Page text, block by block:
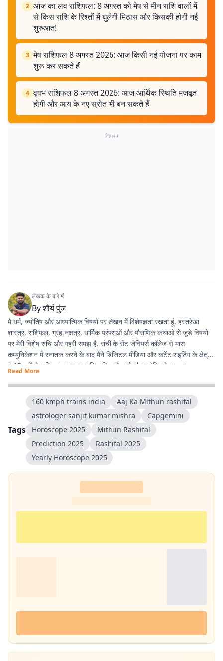
2 आज का लव राशिफल: 8 अगस्त को मेष से मीन राशि वालों में
से किस राशि के रिश्तों में घुलेगी मिठास और किसकी होगी नई
शुरुआत!
3 मेष राशिफल 8 अगस्त 2026: आज किसी नई योजना पर काम
शुरू कर सकते हैं
4 वृषभ राशिफल 8 अगस्त 2026: आज आर्थिक स्थिति मजबूत
होगी और आय के नए स्रोत भी बन सकते हैं
विज्ञापन
लेखक के बारे में
Byशौर्य पुंज
मैं धर्म, ज्योतिष और आध्यात्मिक विषयों पर लेखन में विशेषज्ञता रखता हूं. हस्तरेखा
शास्त्र, राशिफल, ग्रह-नक्षत्र, धार्मिक परंपराओं और पौराणिक कथाओं से जुड़े विषयों
पर मेरी विशेष रुचि और गहरी समझ है. रांची के सेंट जेवियर्स कॉलेज से मास
कम्युनिकेशन में स्नातक करने के बाद मैंने डिजिटल मीडिया और कंटेंट राइटिंग के क्षेत्र
में 15 वर्षों से अधिक का अनुभव हासिल किया है. धर्म और ज्योतिष के अलावा
एंटरटेनमेंट, लाइफस्टाइल और शिक्षा जैसे विषयों पर भी लगातार लेखन करता रहा हूं.
मेरी कोशिश रहती है कि जटिल विषयों को आसान, रोचक और भरोसेमंद तरीके से पाठकों
तक पहुंचाया जाए.
Read More
Tags
160 kmph trains india
Aaj Ka Mithun rashifal
astrologer sanjit kumar mishra
Capgemini
Horoscope 2025
Mithun Rashifal
Prediction 2025
Rashifal 2025
Yearly Horoscope 2025